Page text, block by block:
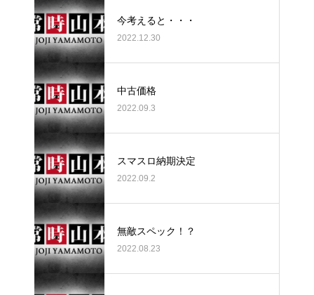
今考えると・・・
2022.12.30
中古価格
2022.09.3
スマスロ納期決定
2022.09.2
無敵スペック！？
2022.08.23